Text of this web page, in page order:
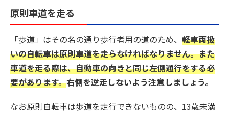
原則車道を走る
「歩道」はその名の通り歩行者用の道のため、 軽車両扱
いの自転車は原則車道を走らなければなりません。また
車道を走る際は、自動車の向きと同じ左側通行をする必
要があります。右側を逆走しないよう注意しましょう。
なお原則自転車は歩道を走行できないものの、13歳未満